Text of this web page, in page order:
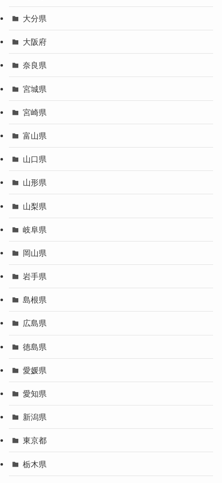
大分県
大阪府
奈良県
宮城県
宮崎県
富山県
山口県
山形県
山梨県
岐阜県
岡山県
岩手県
島根県
広島県
徳島県
愛媛県
愛知県
新潟県
東京都
栃木県